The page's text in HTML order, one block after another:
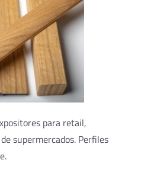
para retail,
supermercados. Perfiles